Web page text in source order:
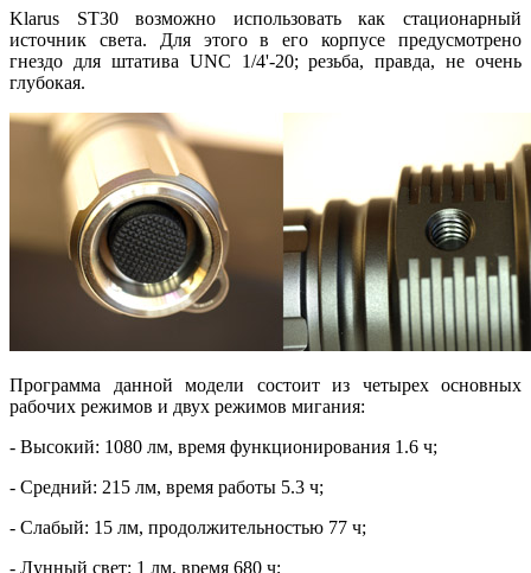
Klarus ST30 возможно использовать как стационарный
источник света. Для этого в его корпусе предусмотрено
гнездо для штатива UNC 1/4'-20; резьба, правда, не очень
глубокая.
Программа данной модели состоит из четырех основных
рабочих режимов и двух режимов мигания:
- Высокий: 1080 лм, время функционирования 1.6 ч;
- Средний: 215 лм, время работы 5.3 ч;
- Слабый: 15 лм, продолжительностью 77 ч;
- Лунный свет: 1 лм, время 680 ч;